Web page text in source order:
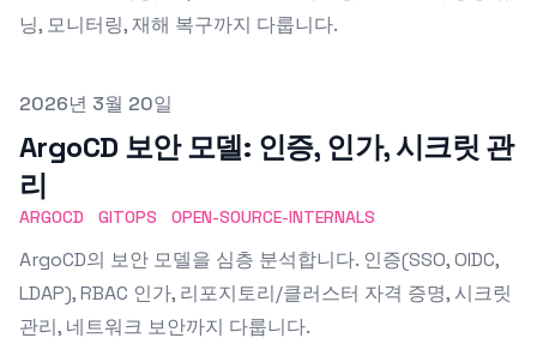
닝, 모니터링, 재해 복구까지 다룹니다.
Published on
2026년 3월 20일
ArgoCD 보안 모델: 인증, 인가, 시크릿 관
리
ARGOCD GITOPS OPEN-SOURCE-INTERNALS
ArgoCD의 보안 모델을 심층 분석합니다. 인증(SSO, OIDC,
LDAP), RBAC 인가, 리포지토리/클러스터 자격 증명, 시크릿
관리, 네트워크 보안까지 다룹니다.